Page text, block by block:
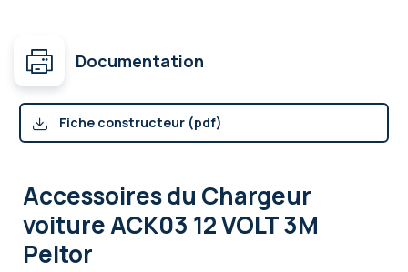
Documentation
Fiche constructeur (pdf)
Accessoiresdu Chargeur
voiture ACK03 12 VOLT 3M
Peltor